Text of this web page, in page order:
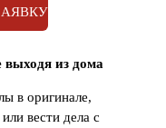
выходя из дома
в оригинале,
вести дела с